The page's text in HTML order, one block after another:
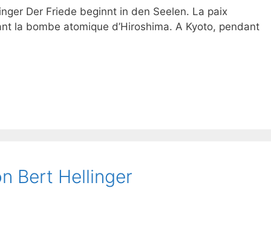
Der Friede beginnt in den Seelen. La paix
la bombe atomique d’Hiroshima. A Kyoto, pendant
Bert Hellinger